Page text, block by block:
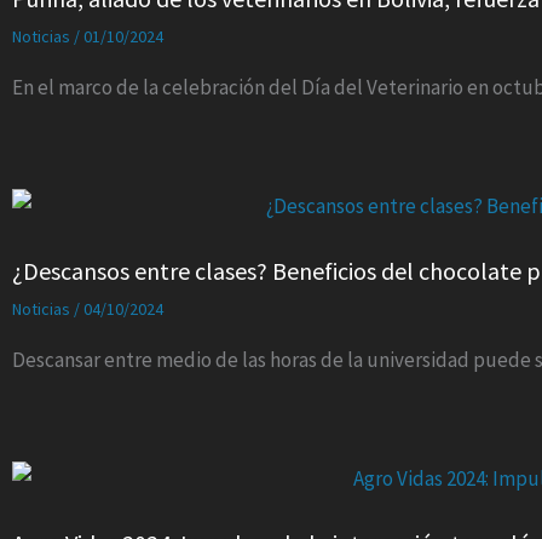
Noticias / 01/10/2024
En el marco de la celebración del Día del Veterinario en
¿Descansos entre clases? Beneficios del
Noticias / 04/10/2024
Descansar entre medio de las horas de la universidad